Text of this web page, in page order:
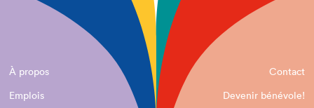
À propos
Contact
Emplois
Devenir bénévole!